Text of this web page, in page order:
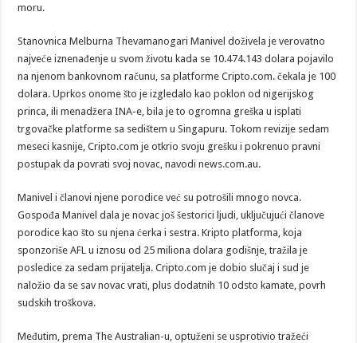
moru.
Stanovnica Melburna Thevamanogari Manivel doživela je verovatno
najveće iznenađenje u svom životu kada se 10.474.143 dolara pojavilo
na njenom bankovnom računu, sa platforme Cripto.com. čekala je 100
dolara. Uprkos onome što je izgledalo kao poklon od nigerijskog
princa, ili menadžera INA-e, bila je to ogromna greška u isplati
trgovačke platforme sa sedištem u Singapuru. Tokom revizije sedam
meseci kasnije, Cripto.com je otkrio svoju grešku i pokrenuo pravni
postupak da povrati svoj novac, navodi news.com.au.
Manivel i članovi njene porodice već su potrošili mnogo novca.
Gospođa Manivel dala je novac još šestorici ljudi, uključujući članove
porodice kao što su njena ćerka i sestra. Kripto platforma, koja
sponzoriše AFL u iznosu od 25 miliona dolara godišnje, tražila je
posledice za sedam prijatelja. Cripto.com je dobio slučaj i sud je
naložio da se sav novac vrati, plus dodatnih 10 odsto kamate, povrh
sudskih troškova.
Međutim, prema The Australian-u, optuženi se usprotivio tražeći